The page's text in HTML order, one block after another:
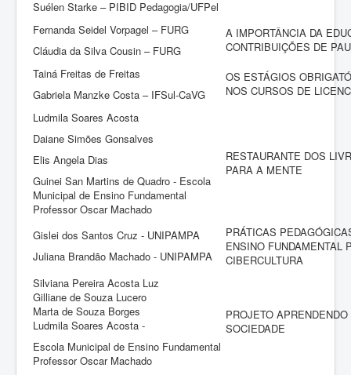
Suélen Starke – PIBID Pedagogia/UFPel
Fernanda Seidel Vorpagel – FURG
Cláudia da Silva Cousin – FURG
A IMPORTÂNCIA DA
CONTRIBUIÇÕES DE
Tainá Freitas de Freitas
Gabriela Manzke Costa – IFSul-CaVG
OS ESTÁGIOS
NOS CURSOS DE
Ludmila Soares Acosta
Daiane Simões Gonsalves
Elis Angela Dias
Guinei San Martins de Quadro - Escola
Municipal de Ensino Fundamental
Professor Oscar Machado
RESTAURANTE DOS
PARA A MENTE
Gislei dos Santos Cruz - UNIPAMPA
Juliana Brandão Machado - UNIPAMPA
PRÁTICAS
ENSINO FUNDAMENTAL
CIBERCULTURA
Silviana Pereira Acosta Luz
Gilliane de Souza Lucero
Marta de Souza Borges
Ludmila Soares Acosta -
Escola Municipal de Ensino Fundamental
Professor Oscar Machado
PROJETO
SOCIEDADE